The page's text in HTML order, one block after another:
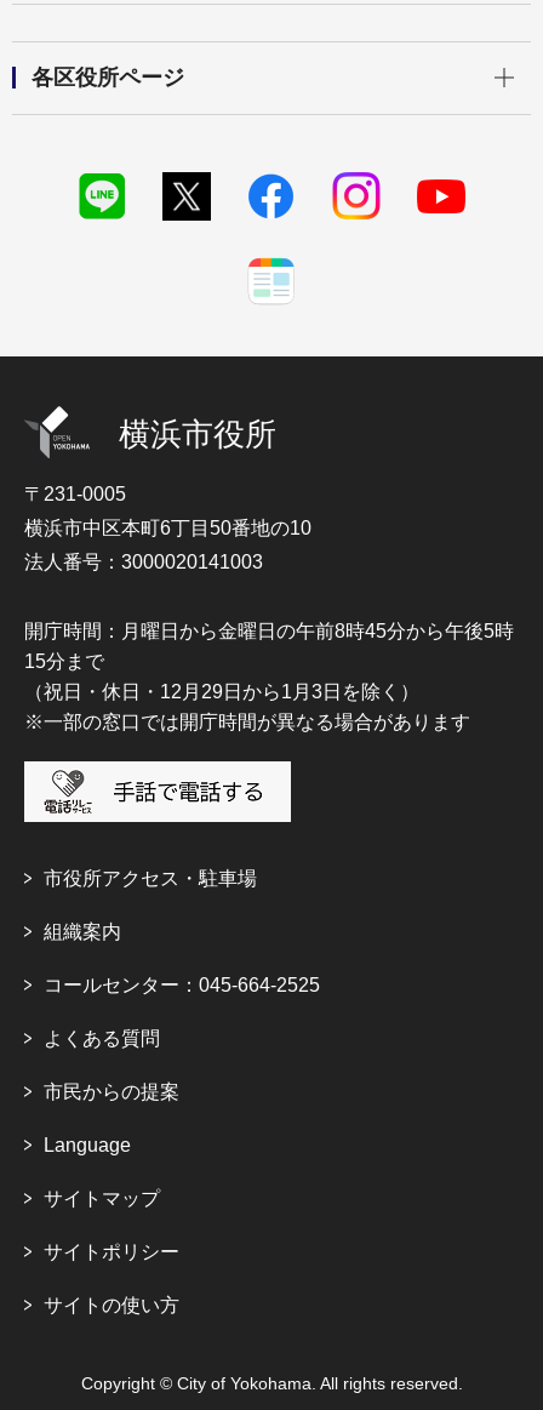
各区役所ページ
横浜市役所
〒231-0005
横浜市中区本町6丁目50番地の10
法人番号：3000020141003
開庁時間：月曜日から金曜日の午前8時45分から午後5時
15分まで
（祝日・休日・12月29日から1月3日を除く）
※一部の窓口では開庁時間が異なる場合があります
市役所アクセス・駐車場
組織案内
コールセンター：045-664-2525
よくある質問
市民からの提案
Language
サイトマップ
サイトポリシー
サイトの使い方
Copyright © City of Yokohama. All rights reserved.